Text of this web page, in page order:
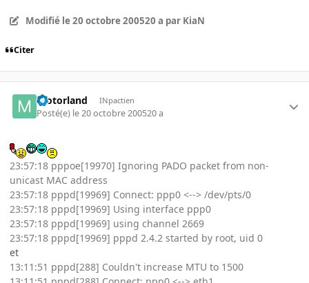
Modifié le 20 octobre 200520 a par KiaN
Citer
motorland INpactien
Posté(e) le 20 octobre 200520 a
23:57:18 pppoe[19970] Ignoring PADO packet from non-
unicast MAC address
23:57:18 pppd[19969] Connect: ppp0 <--> /dev/pts/0
23:57:18 pppd[19969] Using interface ppp0
23:57:18 pppd[19969] using channel 2669
23:57:18 pppd[19969] pppd 2.4.2 started by root, uid 0
et
13:11:51 pppd[288] Couldn't increase MTU to 1500